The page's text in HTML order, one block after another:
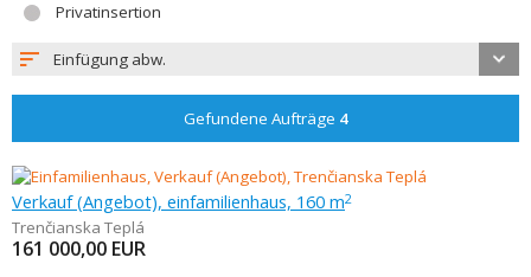
Privatinsertion
Einfügung abw.
Gefundene Aufträge 4
Verkauf (Angebot), einfamilienhaus, 160 m2
Trenčianska Teplá
161 000,00 EUR